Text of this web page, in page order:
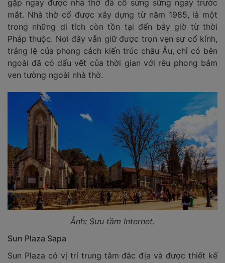
gặp ngay được nhà thờ đá cổ sừng sững ngay trước
mắt. Nhà thờ cổ được xây dựng từ năm 1985, là một
trong những di tích còn tồn tại đến bây giờ từ thời
Pháp thuộc. Nơi đây vẫn giữ được trọn vẹn sự cổ kính,
tráng lệ của phong cách kiến trúc châu Âu, chỉ có bên
ngoài đã có dấu vết của thời gian với rêu phong bám
ven tường ngoài nhà thờ.
Ảnh: Sưu tầm Internet.
Sun Plaza Sapa
Sun Plaza có vị trí trung tâm đắc địa và được thiết kế